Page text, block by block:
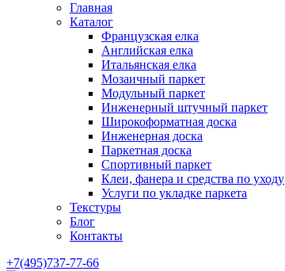
Главная
Каталог
Французская елка
Английская елка
Итальянская елка
Мозаичный паркет
Модульный паркет
Инженерный штучный паркет
Широкоформатная доска
Инженерная доска
Паркетная доска
Спортивный паркет
Клеи, фанера и средства по уходу
Услуги по укладке паркета
Текстуры
Блог
Контакты
+7(495)737-77-66